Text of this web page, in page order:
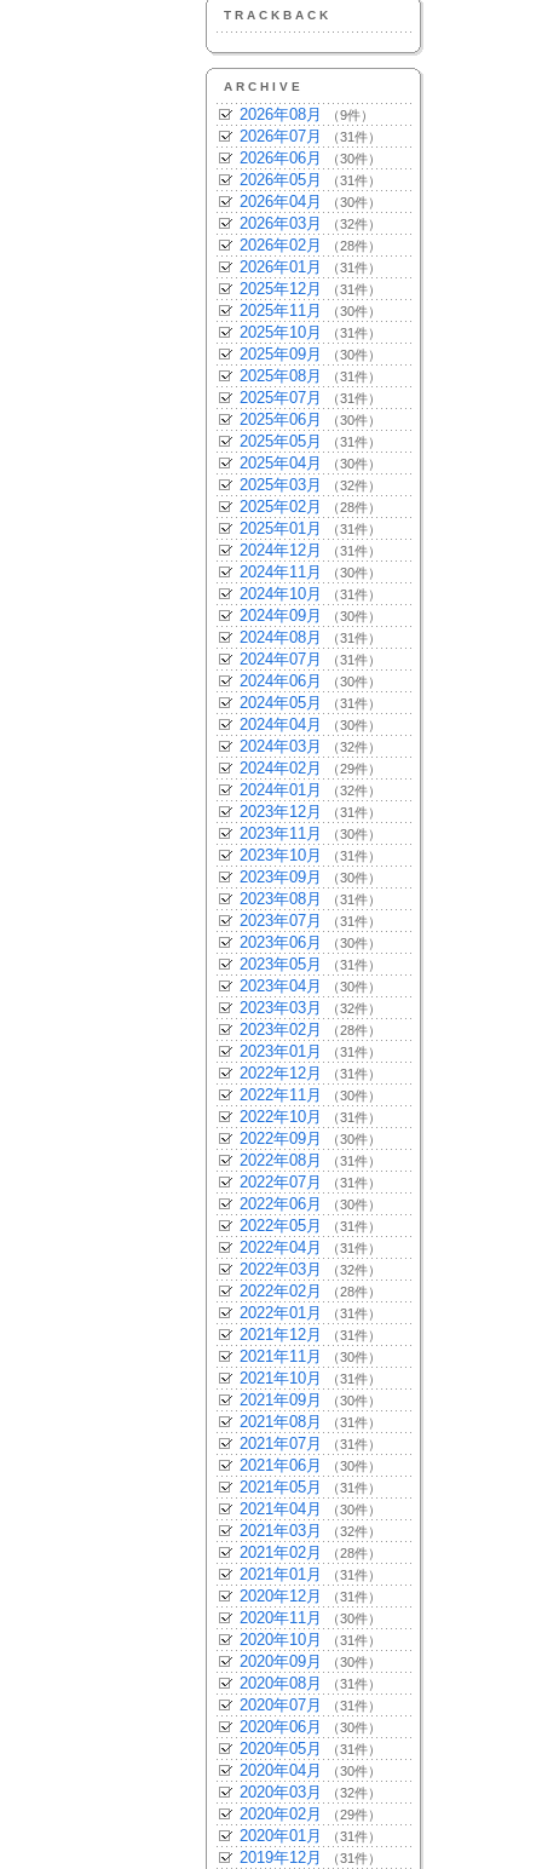
TRACKBACK
ARCHIVE
2026年08月 （9件）
2026年07月 （31件）
2026年06月 （30件）
2026年05月 （31件）
2026年04月 （30件）
2026年03月 （32件）
2026年02月 （28件）
2026年01月 （31件）
2025年12月 （31件）
2025年11月 （30件）
2025年10月 （31件）
2025年09月 （30件）
2025年08月 （31件）
2025年07月 （31件）
2025年06月 （30件）
2025年05月 （31件）
2025年04月 （30件）
2025年03月 （32件）
2025年02月 （28件）
2025年01月 （31件）
2024年12月 （31件）
2024年11月 （30件）
2024年10月 （31件）
2024年09月 （30件）
2024年08月 （31件）
2024年07月 （31件）
2024年06月 （30件）
2024年05月 （31件）
2024年04月 （30件）
2024年03月 （32件）
2024年02月 （29件）
2024年01月 （32件）
2023年12月 （31件）
2023年11月 （30件）
2023年10月 （31件）
2023年09月 （30件）
2023年08月 （31件）
2023年07月 （31件）
2023年06月 （30件）
2023年05月 （31件）
2023年04月 （30件）
2023年03月 （32件）
2023年02月 （28件）
2023年01月 （31件）
2022年12月 （31件）
2022年11月 （30件）
2022年10月 （31件）
2022年09月 （30件）
2022年08月 （31件）
2022年07月 （31件）
2022年06月 （30件）
2022年05月 （31件）
2022年04月 （31件）
2022年03月 （32件）
2022年02月 （28件）
2022年01月 （31件）
2021年12月 （31件）
2021年11月 （30件）
2021年10月 （31件）
2021年09月 （30件）
2021年08月 （31件）
2021年07月 （31件）
2021年06月 （30件）
2021年05月 （31件）
2021年04月 （30件）
2021年03月 （32件）
2021年02月 （28件）
2021年01月 （31件）
2020年12月 （31件）
2020年11月 （30件）
2020年10月 （31件）
2020年09月 （30件）
2020年08月 （31件）
2020年07月 （31件）
2020年06月 （30件）
2020年05月 （31件）
2020年04月 （30件）
2020年03月 （32件）
2020年02月 （29件）
2020年01月 （31件）
2019年12月 （31件）